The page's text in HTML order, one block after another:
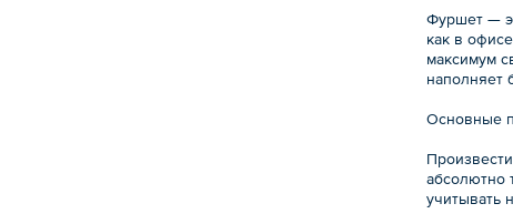
Фуршет —
как в
максимум
наполняет
Основные
абсолютно
учитывать